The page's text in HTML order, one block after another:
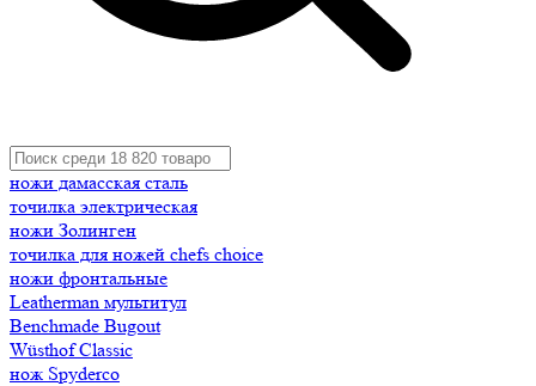
ножи дамасская сталь
точилка электрическая
ножи Золинген
точилка для ножей chefs choice
ножи фронтальные
Leatherman мультитул
Benchmade Bugout
Wüsthof Classic
нож Spyderco